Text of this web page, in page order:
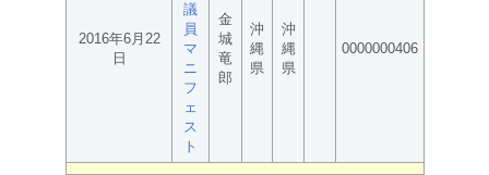
2016年6月22
日
議
員
マ
ニ
フ
ェ
ス
ト
金
城
竜
郎
沖
縄
県
沖
縄
県
0000000406